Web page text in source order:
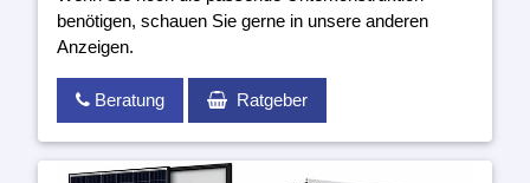
benötigen, schauen Sie gerne in unsere anderen
Anzeigen.
Beratung Ratgeber